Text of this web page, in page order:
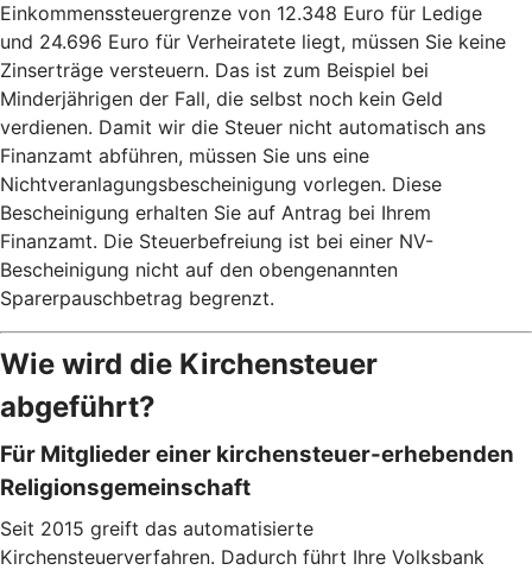
Einkommenssteuergrenze von 12.348 Euro für Ledige
und 24.696 Euro für Verheiratete liegt, müssen Sie keine
Zinserträge versteuern. Das ist zum Beispiel bei
Minderjährigen der Fall, die selbst noch kein Geld
verdienen. Damit wir die Steuer nicht automatisch ans
Finanzamt abführen, müssen Sie uns eine
Nichtveranlagungsbescheinigung vorlegen. Diese
Bescheinigung erhalten Sie auf Antrag bei Ihrem
Finanzamt. Die Steuerbefreiung ist bei einer NV-
Bescheinigung nicht auf den obengenannten
Sparerpauschbetrag begrenzt.
Wie wird die Kirchensteuer
abgeführt?
Für Mitglieder einer kirchensteuer-erhebenden
Religionsgemeinschaft
Seit 2015 greift das automatisierte
Kirchensteuerverfahren. Dadurch führt Ihre Volksbank